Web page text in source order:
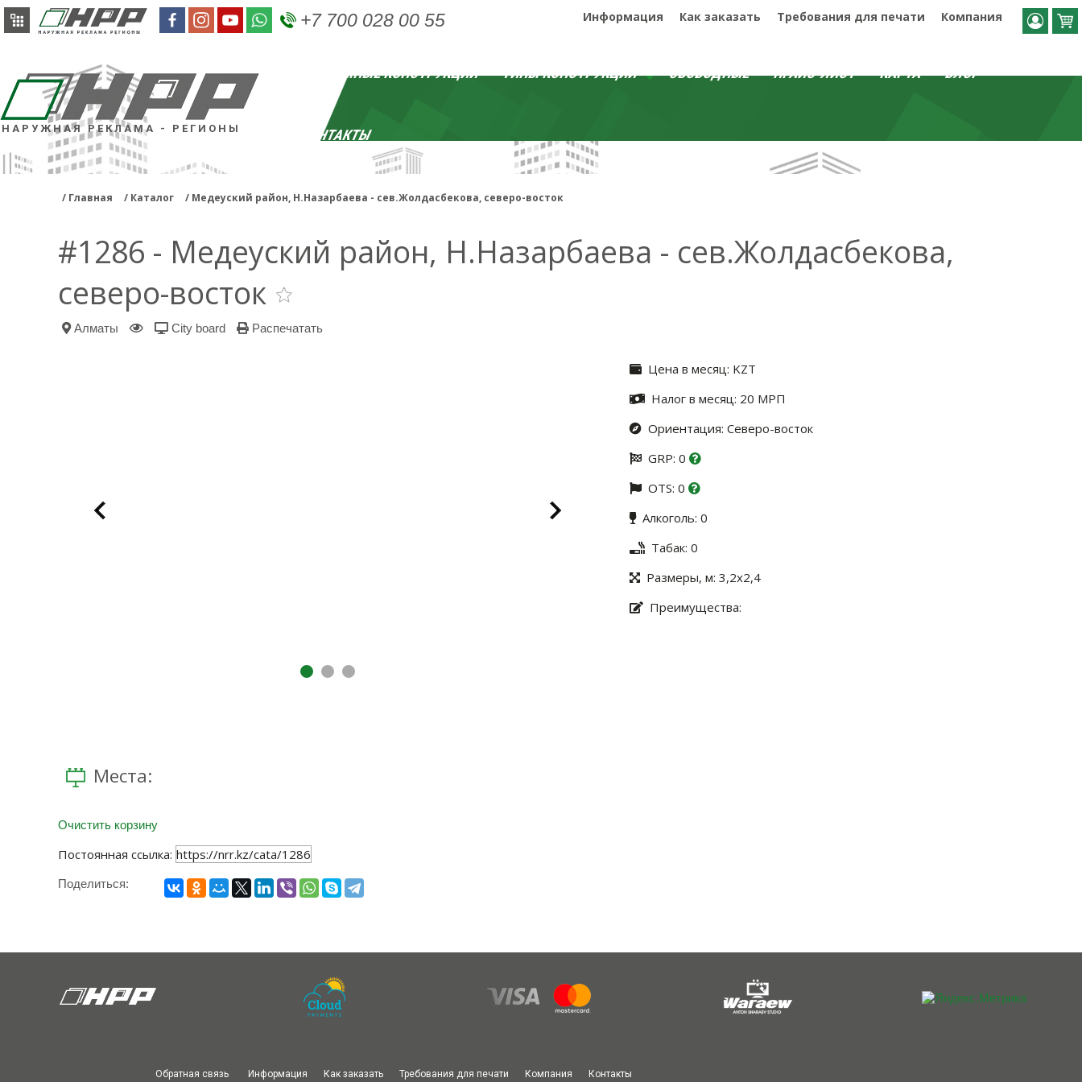
+7 700 028 00 55 Информация Как заказать Требования для печати Компания
НАРУЖНАЯ РЕКЛАМА - РЕГИОНЫ
РЕКЛАМНЫЕ КОНСТРУКЦИИ ТИПЫ КОНСТРУКЦИЙ СВОБОДНЫЕ ПРАЙС-ЛИСТ КАРТА БЛОГ
КОНТАКТЫ
Главная Каталог Медеуский район, Н.Назарбаева - сев.Жолдасбекова, северо-восток
#1286 - Медеуский район, Н.Назарбаева - сев.Жолдасбекова,
северо-восток
Алматы City board Распечатать
Цена в месяц: KZT
Налог в месяц: 20 МРП
Ориентация: Северо-восток
GRP: 0
OTS: 0
Алкоголь: 0
Табак: 0
Размеры, м: 3,2x2,4
Преимущества:
Места:
Очистить корзину
Постоянная ссылка: https://nrr.kz/cata/1286
Поделиться:
Обратная связь Информация Как заказать Требования для печати Компания Контакты